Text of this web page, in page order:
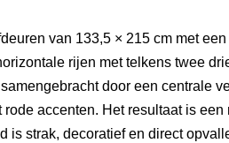
van 133,5 × 215 cm met
rijen met telkens twee
door een centrale
accenten. Het resultaat is een
is strak, decoratief en direct